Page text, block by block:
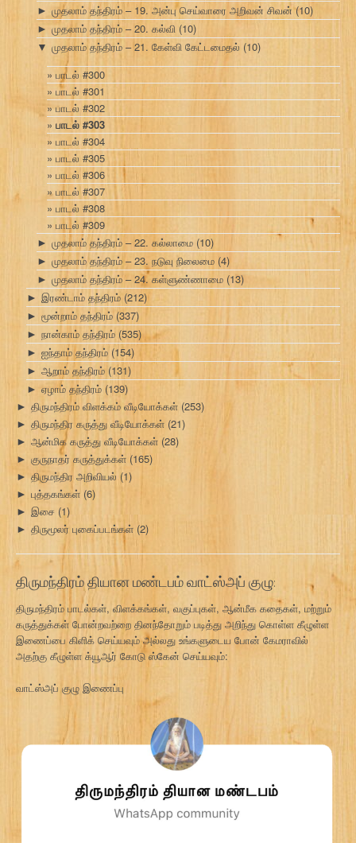
► முதலாம் தந்திரம் – 19. அன்பு செய்வாரை அறிவன் சிவன்(10)
► முதலாம் தந்திரம் – 20. கல்வி (10)
▼ முதலாம் தந்திரம் – 21. கேள்வி கேட்டமைதல் (10)
பாடல் #300
பாடல் #301
பாடல் #302
பாடல் #303
பாடல் #304
பாடல் #305
பாடல் #306
பாடல் #307
பாடல் #308
பாடல் #309
► முதலாம் தந்திரம் – 22. கல்லாமை (10)
► முதலாம் தந்திரம் – 23. நடுவு நிலைமை (4)
► முதலாம் தந்திரம் – 24. கள்ளுண்ணாமை (13)
► இரண்டாம் தந்திரம் (212)
► மூன்றாம் தந்திரம் (337)
► நான்காம் தந்திரம் (535)
► ஐந்தாம் தந்திரம் (154)
► ஆறாம் தந்திரம் (131)
► ஏழாம் தந்திரம் (139)
► திருமந்திரம் விளக்கம் வீடியோக்கள் (253)
► திருமந்திர கருத்து வீடியோக்கள் (21)
► ஆன்மிக கருத்து வீடியோக்கள் (28)
► குருநாதர் கருத்துக்கள் (165)
► திருமந்திர அறிவியல் (1)
► புத்தகங்கள் (6)
► இசை (1)
► திருமூலர் புகைப்படங்கள் (2)
திருமந்திரம் தியான மண்டபம் வாட்ஸ்அப் குழு:
திருமந்திரம் பாடல்கள், விளக்கங்கள், வகுப்புகள், ஆன்மீக கதைகள், மற்றும்
கருத்துக்கள் போன்றவற்றை தினந்தோறும் படித்து அறிந்து கொள்ள கீழுள்ள
இணைப்பை கிளிக் செய்யவும் அல்லது உங்களுடைய போன் கேமராவில்
அதற்கு கீழுள்ள க்யூஆர் கோடு ஸ்கேன் செய்யவும்:
வாட்ஸ்அப் குழு இணைப்பு